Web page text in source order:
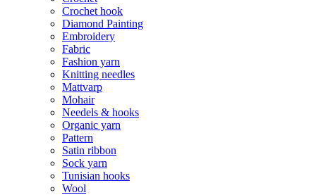
Crochet hook
Diamond Painting
Embroidery
Fabric
Fashion yarn
Knitting needles
Mattvarp
Mohair
Needels & hooks
Organic yarn
Pattern
Satin ribbon
Sock yarn
Tunisian hooks
Wool